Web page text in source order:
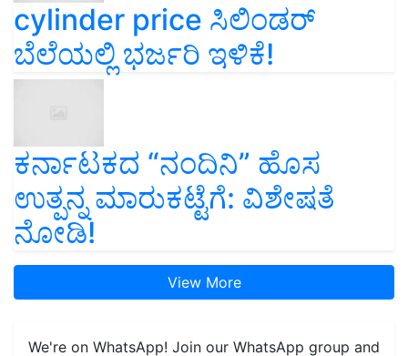
cylinder price ಸಿಲಿಂಡರ್‌
ಬೆಲೆಯಲ್ಲಿ ಭರ್ಜರಿ ಇಳಿಕೆ!
ಕರ್ನಾಟಕದ “ನಂದಿನಿ” ಹೊಸ
ಉತ್ಪನ್ನ ಮಾರುಕಟ್ಟೆಗೆ: ವಿಶೇಷತೆ
ನೋಡಿ!
View More
We're on WhatsApp! Join our WhatsApp group and